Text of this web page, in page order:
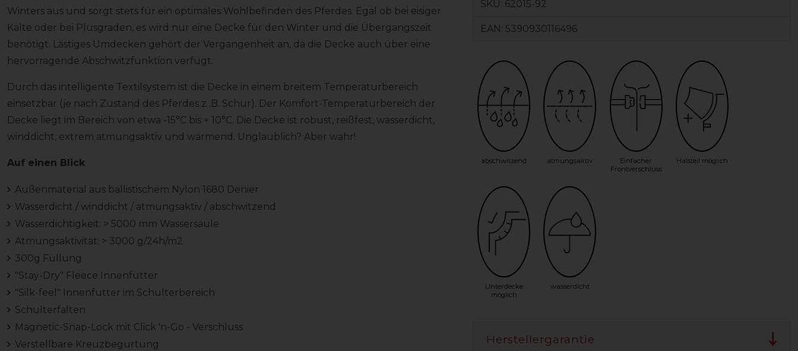
Winters aus und sorgt stets für ein optimales Wohlbefinden des Pferdes. Egal ob bei eisiger
Kälte oder bei Plusgraden, es wird nur eine Decke für den Winter und die Übergangszeit
benötigt. Lästiges Umdecken gehört der Vergangenheit an, da die Decke auch über eine
hervorragende Abschwitzfunktion verfügt.
Durch das intelligente Textilsystem ist die Decke in einem breitem Temperaturbereich
einsetzbar (je nach Zustand des Pferdes z .B. Schur). Der Komfort-Temperaturbereich der
Decke liegt im Bereich von etwa -15°C bis + 10°C. Die Decke ist robust, reißfest, wasserdicht,
winddicht, extrem atmungsaktiv und wärmend. Unglaublich? Aber wahr!
Auf einen Blick
Außenmaterial aus ballistischem Nylon 1680 Denier
Wasserdicht / winddicht / atmungsaktiv / abschwitzend
Wasserdichtigkeit: > 5000 mm Wassersäule
Atmungsaktivität: > 3000 g/24h/m2
300g Füllung
"Stay-Dry" Fleece Innenfutter
"Silk-feel" Innenfutter im Schulterbereich
Schulterfalten
Magnetic-Snap-Lock mit Click 'n-Go - Verschluss
Verstellbare Kreuzbegurtung
SKU: 62015-92
EAN: 5390930116496
abschwitzend atmungsaktiv
Einfacher
Frontverschluss
Halsteil möglich
Unterdecke
möglich
wasserdicht
Herstellergarantie